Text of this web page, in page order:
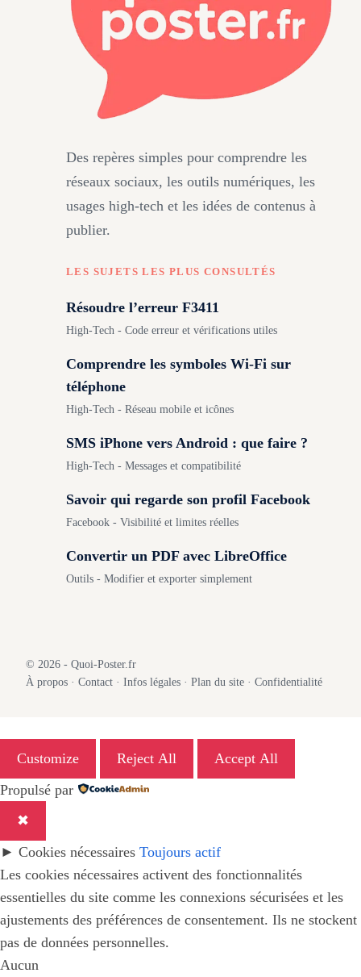
Des repères simples pour comprendre les
réseaux sociaux, les outils numériques, les
usages high-tech et les idées de contenus à
publier.
LES SUJETS LES PLUS CONSULTÉS
Résoudre l’erreur F3411
High-Tech - Code erreur et vérifications utiles
Comprendre les symboles Wi-Fi sur
téléphone
High-Tech - Réseau mobile et icônes
SMS iPhone vers Android : que faire ?
High-Tech - Messages et compatibilité
Savoir qui regarde son profil Facebook
Facebook - Visibilité et limites réelles
Convertir un PDF avec LibreOffice
Outils - Modifier et exporter simplement
© 2026 - Quoi-Poster.fr
À propos · Contact · Infos légales · Plan du site · Confidentialité
Customize Reject All
Accept All
Propulsé par
✖
► Cookies nécessaires Toujours actif
Les cookies nécessaires activent des fonctionnalités
essentielles du site comme les connexions sécurisées et les
ajustements des préférences de consentement. Ils ne stockent
pas de données personnelles.
Aucun